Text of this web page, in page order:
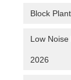
Block
Low
2026